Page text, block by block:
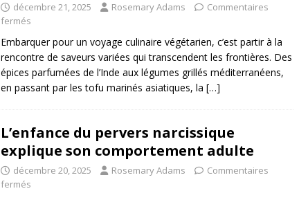
décembre 21, 2025 Rosemary Adams
Commentaires
fermés
Embarquer pour un voyage culinaire végétarien, c’est partir à la
rencontre de saveurs variées qui transcendent les frontières. Des
épices parfumées de l’Inde aux légumes grillés méditerranéens,
en passant par les tofu marinés asiatiques, la […]
L’enfance du pervers narcissique
explique son comportement adulte
décembre 20, 2025 Rosemary Adams
Commentaires
fermés